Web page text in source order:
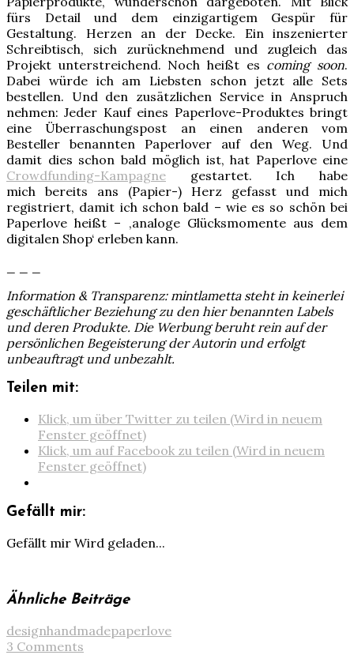
fürs Detail und dem einzigartigem Gespür für
Gestaltung. Herzen an der Decke. Ein inszenierter
Schreibtisch, sich zurücknehmend und zugleich das
Projekt unterstreichend. Noch heißt es coming soon.
Dabei würde ich am Liebsten schon jetzt alle Sets
bestellen. Und den zusätzlichen Service in Anspruch
nehmen: Jeder Kauf eines Paperlove-Produktes bringt
eine Überraschungspost an einen anderen vom
Besteller benannten Paperlover auf den Weg. Und
damit dies schon bald möglich ist, hat Paperlove eine
Crowdfunding-Kampagne gestartet. Ich habe
mich bereits ans (Papier-) Herz gefasst und mich
registriert, damit ich schon bald – wie es so schön bei
Paperlove heißt – ‚analoge Glücksmomente aus dem
digitalen Shop‘ erleben kann.
Information & Transparenz: mintlametta steht in keinerlei
geschäftlicher Beziehung zu den hier benannten Labels
und deren Produkte. Die Werbung beruht rein auf der
persönlichen Begeisterung der Autorin und erfolgt
unbeauftragt und unbezahlt.
Teilen mit:
Klick, um über Twitter zu teilen (Wird in neuem
Fenster geöffnet)
Klick, um auf Facebook zu teilen (Wird in neuem
Fenster geöffnet)
Gefällt mir:
Gefällt mir Wird geladen...
Ähnliche Beiträge
designhandmadepaperlove
3 Comments